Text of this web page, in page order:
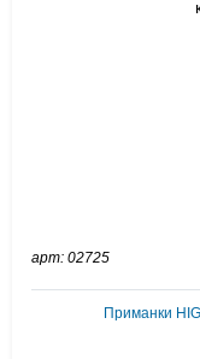
арт: 02725
Приманки